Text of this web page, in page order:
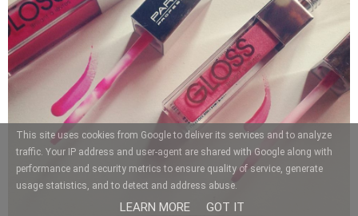
This site uses cookies from Google to deliver its services and to analyze
traffic. Your IP address and user-agent are shared with Google along with
performance and security metrics to ensure quality of service, generate
usage statistics, and to detect and address abuse.
LEARN MORE GOT IT